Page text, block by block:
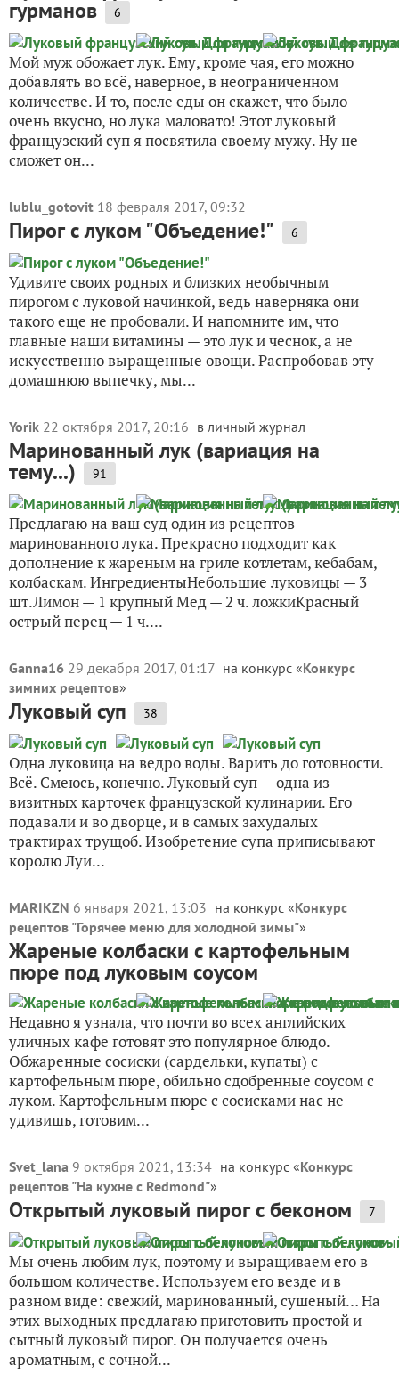
гурманов 6
Мой муж обожает лук. Ему, кроме чая, его можно
добавлять во всё, наверное, в неограниченном
количестве. И то, после еды он скажет, что было
очень вкусно, но лука маловато! Этот луковый
французский суп я посвятила своему мужу. Ну не
сможет он...
lublu_gotovit 18 февраля 2017, 09:32
Пирог с луком "Объедение!" 6
Удивите своих родных и близких необычным
пирогом с луковой начинкой, ведь наверняка они
такого еще не пробовали. И напомните им, что
главные наши витамины — это лук и чеснок, а не
искусственно выращенные овощи. Распробовав эту
домашнюю выпечку, мы...
Yorik 22 октября 2017, 20:16 в личный журнал
Маринованный лук (вариация на
тему...) 91
Предлагаю на ваш суд один из рецептов
маринованного лука. Прекрасно подходит как
дополнение к жареным на гриле котлетам, кебабам,
колбаскам. ИнгредиентыНебольшие луковицы — 3
шт.Лимон — 1 крупный Мед — 2 ч. ложкиКрасный
острый перец — 1 ч....
Ganna16 29 декабря 2017, 01:17 на конкурс «Конкурс
зимних рецептов»
Луковый суп 38
Одна луковица на ведро воды. Варить до готовности.
Всё. Смеюсь, конечно. Луковый суп — одна из
визитных карточек французской кулинарии. Его
подавали и во дворце, и в самых захудалых
трактирах трущоб. Изобретение супа приписывают
королю Луи...
MARIKZN 6 января 2021, 13:03 на конкурс «Конкурс
рецептов "Горячее меню для холодной зимы"»
Жареные колбаски с картофельным
пюре под луковым соусом
Недавно я узнала, что почти во всех английских
уличных кафе готовят это популярное блюдо.
Обжаренные сосиски (сардельки, купаты) с
картофельным пюре, обильно сдобренные соусом с
луком. Картофельным пюре с сосисками нас не
удивишь, готовим...
Svet_lana 9 октября 2021, 13:34 на конкурс «Конкурс
рецептов "На кухне с Redmond"»
Открытый луковый пирог с беконом 7
Мы очень любим лук, поэтому и выращиваем его в
большом количестве. Используем его везде и в
разном виде: свежий, маринованный, сушеный… На
этих выходных предлагаю приготовить простой и
сытный луковый пирог. Он получается очень
ароматным, с сочной...